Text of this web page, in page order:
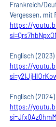
Frankreich/
Vergessen, mit
https://
Englisch (2023)
https://
Englisch (2024)
https://